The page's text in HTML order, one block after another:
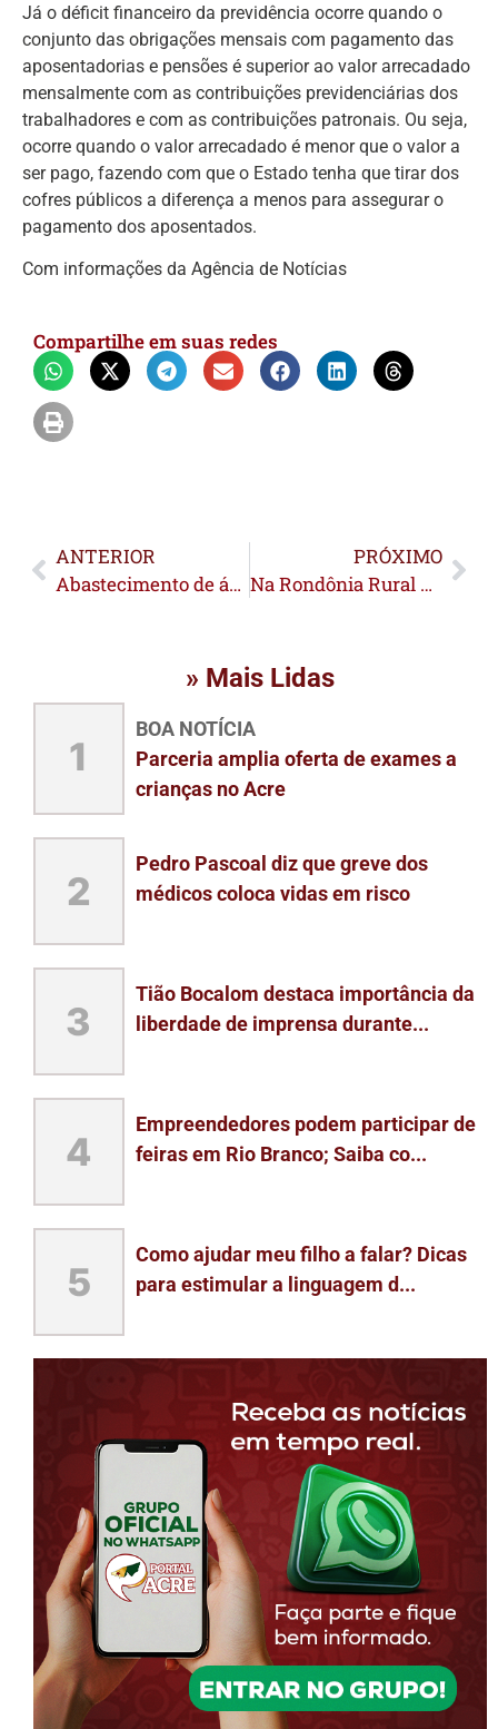
Já o déficit financeiro da previdência ocorre quando o
conjunto das obrigações mensais com pagamento das
aposentadorias e pensões é superior ao valor arrecadado
mensalmente com as contribuições previdenciárias dos
trabalhadores e com as contribuições patronais. Ou seja,
ocorre quando o valor arrecadado é menor que o valor a
ser pago, fazendo com que o Estado tenha que tirar dos
cofres públicos a diferença a menos para assegurar o
pagamento dos aposentados.
Com informações da Agência de Notícias
Compartilhe em suas redes
ANTERIOR
Abastecimento de água é interrompido em Sena Madureira devido a pane em motor de captação
PRÓXIMO
Na Rondônia Rural Show, Bocalom visita feira e conhece novidades na área da produção rural
» Mais Lidas
1
BOA NOTÍCIA
Parceria amplia oferta de exames a
crianças no Acre
2
Pedro Pascoal diz que greve dos
médicos coloca vidas em risco
3
Tião Bocalom destaca importância da
liberdade de imprensa durante...
4
Empreendedores podem participar de
feiras em Rio Branco; Saiba co...
5
Como ajudar meu filho a falar? Dicas
para estimular a linguagem d...